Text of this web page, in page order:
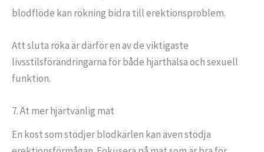
blodflöde kan rökning bidra till erektionsproblem.
Att sluta röka är därför en av de viktigaste
livsstilsförändringarna för både hjärthälsa och sexuell
funktion.
7. Ät mer hjärtvänlig mat
En kost som stödjer blodkärlen kan även stödja